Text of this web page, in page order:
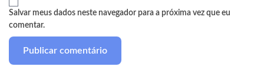
Salvar meus dados neste navegador para a próxima vez que eu
comentar.